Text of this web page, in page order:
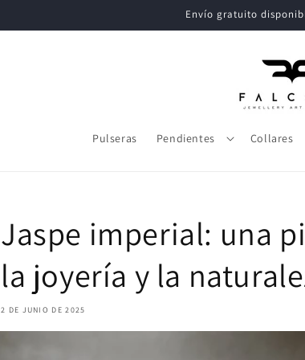
Envío gratuito
Pulseras Pendientes Collares
Jaspe imperial: una
la joyería y la
2 DE JUNIO DE 2025